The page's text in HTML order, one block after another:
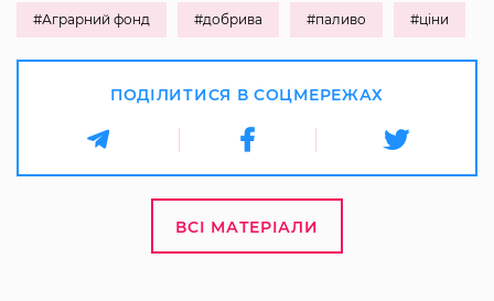
#Аграрний фонд #добрива #паливо #ціни
ПОДІЛИТИСЯ В СОЦМЕРЕЖАХ
ВСІ МАТЕРІАЛИ